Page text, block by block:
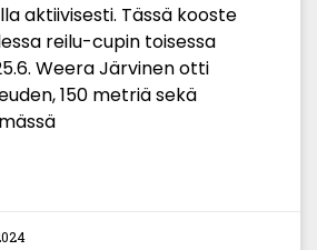
aktiivisesti. Tässä kooste
reilu-cupin toisessa
Weera Järvinen otti
150 metriä sekä